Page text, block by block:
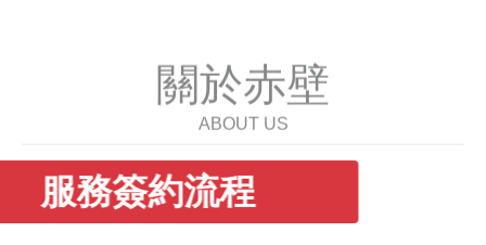
關於赤壁
ABOUT US
服務簽約流程